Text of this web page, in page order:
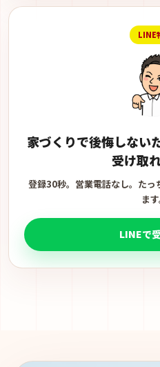
LINE
家づくりで後悔しない
受け取
登録30秒。営業電話なし。た
ます
LINEで